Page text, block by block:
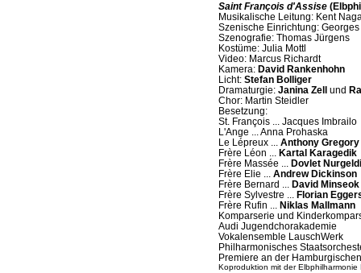
Saint François d'Assise
Musikalische Leitung: Kent
Szenische Einrichtung:
Szenografie: Thomas Jürgens
Kostüme: Julia Mottl
Video: Marcus Richardt
Kamera: David Rankenhohn
Licht: Stefan Bolliger
Dramaturgie: Janina Zell und
Chor: Martin Steidler
Besetzung:
St. François ... Jacques Imbrailo
L'Ange ... Anna Prohaska
Le Lépreux ... Anthony Gregory
Frère Léon ...
Kartal Karagedik
Frère Massée ...
Dovlet
Frère Elie ... Andrew Dickinson
Frère Bernard ...
David
Frère Sylvestre ...
Florian
Frère Rufin ...
Niklas Mallmann
Komparserie und
Audi Jugendchorakademie
Vokalensemble LauschWerk
Philharmonisches
Premiere an der
Koproduktion mit der Elbphilharmonie